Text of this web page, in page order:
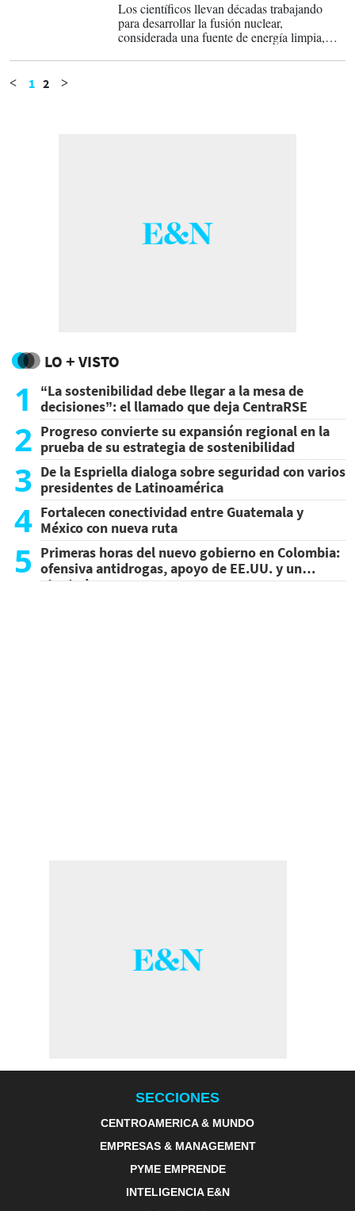
Los científicos llevan décadas trabajando
para desarrollar la fusión nuclear,
considerada una fuente de energía limpia,
humanidad romper su dependencia de los
< 1 2 >
LO + VISTO
1
“La sostenibilidad debe llegar a la mesa de
decisiones”: el llamado que deja CentraRSE
2 Progreso convierte su expansión regional en la
prueba de su estrategia de sostenibilidad
3 De la Espriella dialoga sobre seguridad con varios
presidentes de Latinoamérica
4 Fortalecen conectividad entre Guatemala y
México con nueva ruta
5 Primeras horas del nuevo gobierno en Colombia:
ofensiva antidrogas, apoyo de EE.UU. y un
atentado
SECCIONES
CENTROAMERICA & MUNDO
EMPRESAS & MANAGEMENT
PYME EMPRENDE
INTELIGENCIA E&N